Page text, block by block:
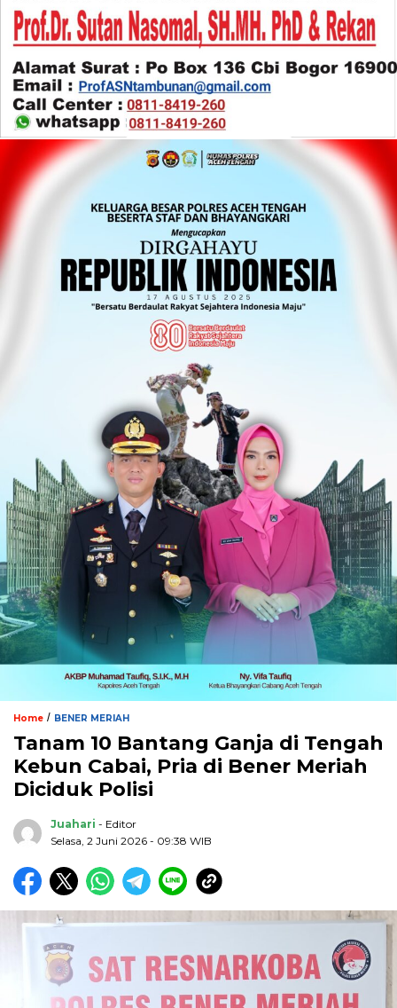
Home / BENER MERIAH
Tanam 10 Bantang Ganja di Tengah
Kebun Cabai, Pria di Bener Meriah
Diciduk Polisi
Juahari - Editor
Selasa, 2 Juni 2026 - 09:38 WIB